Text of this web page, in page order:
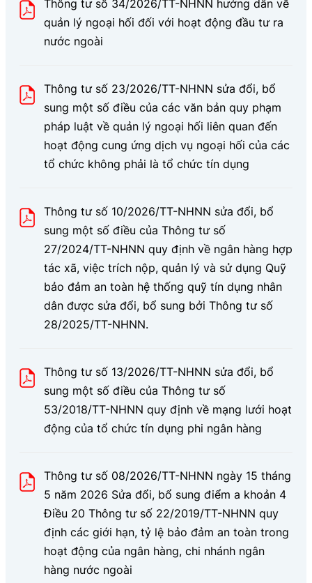
Thông tư số 34/2026/TT-NHNN hướng dẫn về
quản lý ngoại hối đối với hoạt động đầu tư ra
nước ngoài
Thông tư số 23/2026/TT-NHNN sửa đổi, bổ
sung một số điều của các văn bản quy phạm
pháp luật về quản lý ngoại hối liên quan đến
hoạt động cung ứng dịch vụ ngoại hối của các
tổ chức không phải là tổ chức tín dụng
Thông tư số 10/2026/TT-NHNN sửa đổi, bổ
sung một số điều của Thông tư số
27/2024/TT-NHNN quy định về ngân hàng hợp
tác xã, việc trích nộp, quản lý và sử dụng Quỹ
bảo đảm an toàn hệ thống quỹ tín dụng nhân
dân được sửa đổi, bổ sung bởi Thông tư số
28/2025/TT-NHNN.
Thông tư số 13/2026/TT-NHNN sửa đổi, bổ
sung một số điều của Thông tư số
53/2018/TT-NHNN quy định về mạng lưới hoạt
động của tổ chức tín dụng phi ngân hàng
Thông tư số 08/2026/TT-NHNN ngày 15 tháng
5 năm 2026 Sửa đổi, bổ sung điểm a khoản 4
Điều 20 Thông tư số 22/2019/TT-NHNN quy
định các giới hạn, tỷ lệ bảo đảm an toàn trong
hoạt động của ngân hàng, chi nhánh ngân
hàng nước ngoài